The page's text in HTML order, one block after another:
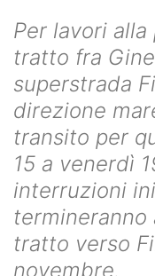
Per lavori
tratto fra
superstrada
direzione
transito per
15 a venerdì
interruzioni
termineranno
tratto verso
novembre.